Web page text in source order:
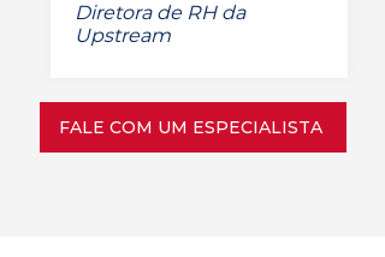
Diretora de RH da
Upstream
FALE COM UM ESPECIALISTA